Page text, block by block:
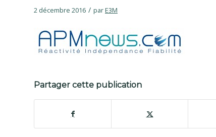
2 décembre 2016 / parE3M
Partager cette publication